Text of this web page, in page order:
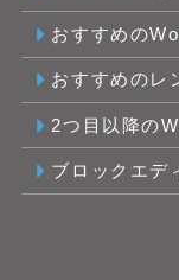
おすすめの
おすすめのレ
2つ目以降の
ブロックエデ